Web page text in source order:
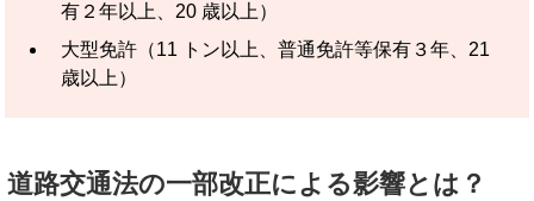
有２年以上、20 歳以上）
大型免許（11 トン以上、普通免許等保有３年、21
歳以上）
道路交通法の一部改正による影響とは？